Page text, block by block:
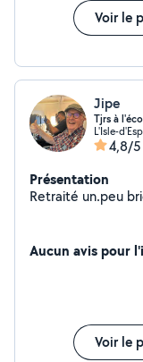
Voir le
Jipe
Tjrs à
L'Isle-
4,8/5
Présentation
Retraité un.peu
Aucun avis pour
Voir le